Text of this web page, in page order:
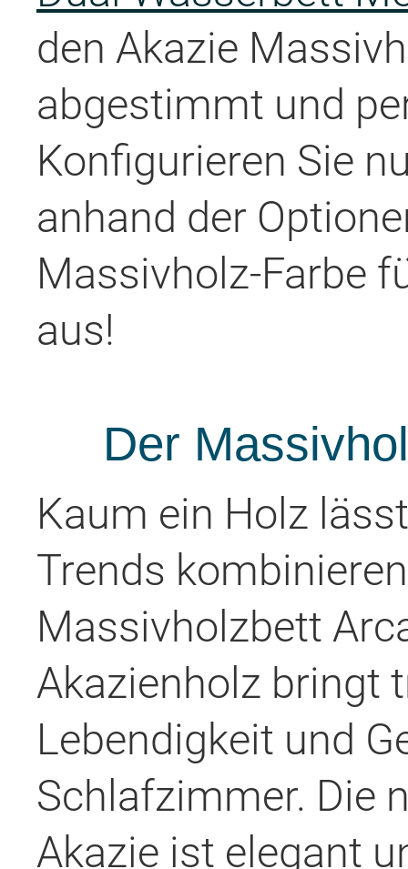
den Akazie
abgestimmt und
Konfigurieren Sie
anhand der
Massivholz-Farbe
aus!
Der
Kaum ein Holz
Trends
Massivholzbett
Akazienholz bringt
Lebendigkeit und
Schlafzimmer. Die
Akazie ist elegant